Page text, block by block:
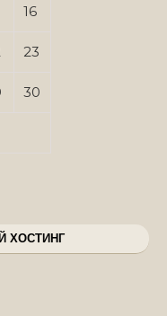
16
23
30
ХОСТИНГ